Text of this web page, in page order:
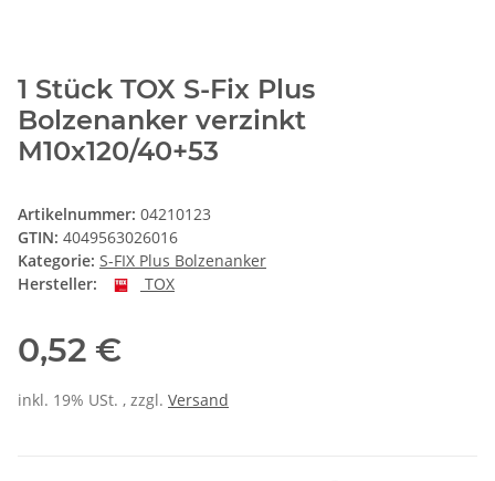
1 Stück TOX S-Fix Plus
Bolzenanker verzinkt
M10x120/40+53
Artikelnummer: 04210123
GTIN: 4049563026016
Kategorie: S-FIX Plus Bolzenanker
Hersteller:
TOX
0,52 €
inkl. 19% USt. , zzgl. Versand